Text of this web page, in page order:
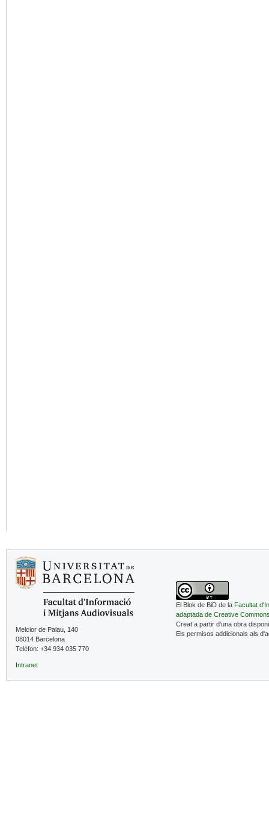
Melcior de Palau, 140
08014 Barcelona
Telèfon: +34 934 035 770
Intranet
El Blok de BiD de la Facultat
adaptada de Creative
Creat a partir d'una obra
Els permisos addicionals als